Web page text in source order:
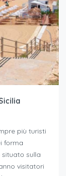
più turisti
forma
sulla
visitatori